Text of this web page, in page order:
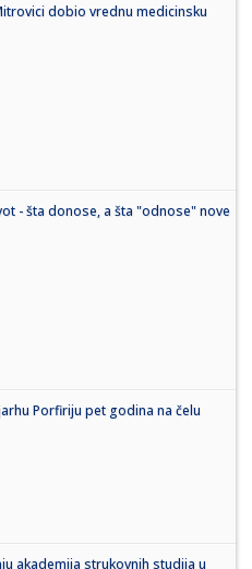
dobio vrednu medicinsku
- šta donose, a šta "odnose" nove
Porfiriju pet godina na čelu
akademija strukovnih studija u